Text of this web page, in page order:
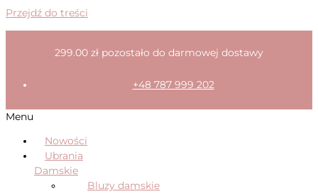
Przejdź do treści
299.00 zł pozostało do darmowej dostawy
+48 787 999 202
Menu
Nowości
Ubrania
Damskie
Bluzy damskie